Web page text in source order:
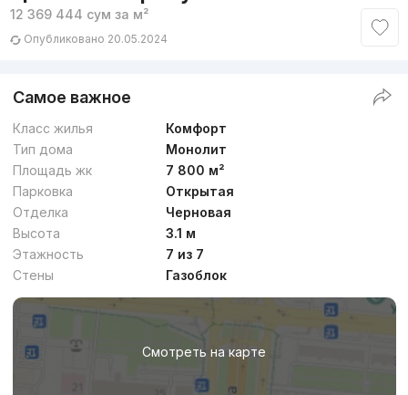
12 369 444 сум за м²
Опубликовано 20.05.2024
Самое важное
Класс жилья
Комфорт
Тип дома
Монолит
Площадь жк
7 800 м²
Парковка
Открытая
Отделка
Черновая
Высота
3.1 м
Этажность
7 из 7
Стены
Газоблок
Смотреть на карте